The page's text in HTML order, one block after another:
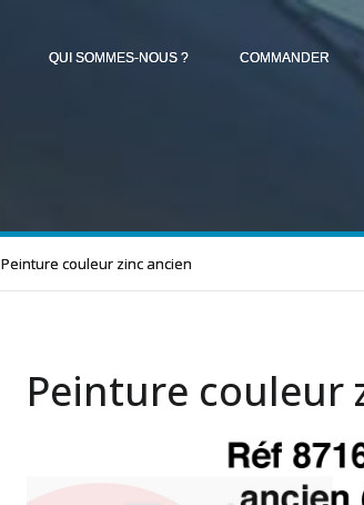
QUI SOMMES-NOUS ? COMMANDER
Peinture couleur zinc ancien
Peinture couleur